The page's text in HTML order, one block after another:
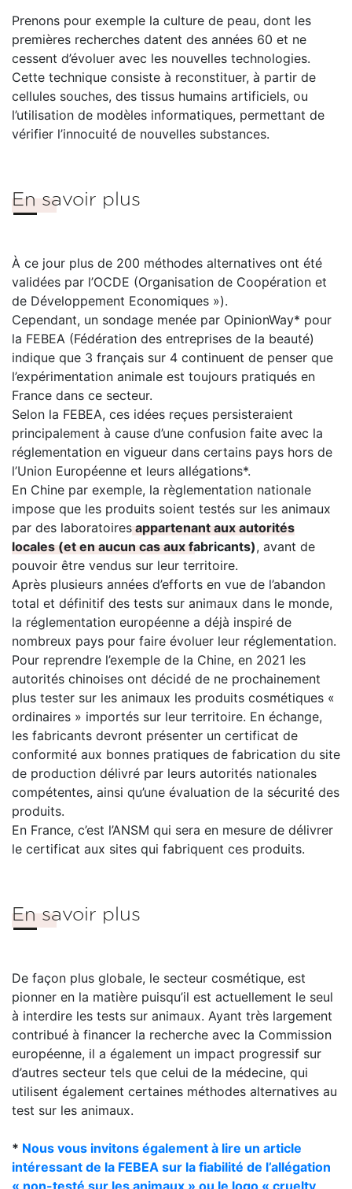
Prenons pour exemple la culture de peau, dont les
premières recherches datent des années 60 et ne
cessent d’évoluer avec les nouvelles technologies.
Cette technique consiste à reconstituer, à partir de
cellules souches, des tissus humains artificiels, ou
l’utilisation de modèles informatiques, permettant de
vérifier l’innocuité de nouvelles substances.
En savoir plus
À ce jour plus de 200 méthodes alternatives ont été
validées par l’OCDE (Organisation de Coopération et
de Développement Economiques »).
Cependant, un sondage menée par OpinionWay* pour
la FEBEA (Fédération des entreprises de la beauté)
indique que 3 français sur 4 continuent de penser que
l’expérimentation animale est toujours pratiqués en
France dans ce secteur.
Selon la FEBEA, ces idées reçues persisteraient
principalement à cause d’une confusion faite avec la
réglementation en vigueur dans certains pays hors de
l’Union Européenne et leurs allégations*.
En Chine par exemple, la règlementation nationale
impose que les produits soient testés sur les animaux
par des laboratoiresappartenant aux autorités
locales (et en aucun cas aux fabricants), avant de
pouvoir être vendus sur leur territoire.
Après plusieurs années d’efforts en vue de l’abandon
total et définitif des tests sur animaux dans le monde,
la réglementation européenne a déjà inspiré de
nombreux pays pour faire évoluer leur réglementation.
Pour reprendre l’exemple de la Chine, en 2021 les
autorités chinoises ont décidé de ne prochainement
plus tester sur les animaux les produits cosmétiques «
ordinaires » importés sur leur territoire. En échange,
les fabricants devront présenter un certificat de
conformité aux bonnes pratiques de fabrication du site
de production délivré par leurs autorités nationales
compétentes, ainsi qu’une évaluation de la sécurité des
produits.
En France, c’est l’ANSM qui sera en mesure de délivrer
le certificat aux sites qui fabriquent ces produits.
En savoir plus
De façon plus globale, le secteur cosmétique, est
pionner en la matière puisqu’il est actuellement le seul
à interdire les tests sur animaux. Ayant très largement
contribué à financer la recherche avec la Commission
européenne, il a également un impact progressif sur
d’autres secteur tels que celui de la médecine, qui
utilisent également certaines méthodes alternatives au
test sur les animaux.
* Nous vous invitons également à lire un article
intéressant de la FEBEA sur la fiabilité de l’allégation
« non-testé sur les animaux » ou le logo « cruelty